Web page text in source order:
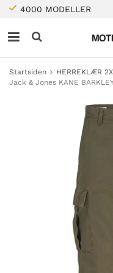
4000 MODELLER
Startsiden HERREKLÆR
Jack & Jones KANE